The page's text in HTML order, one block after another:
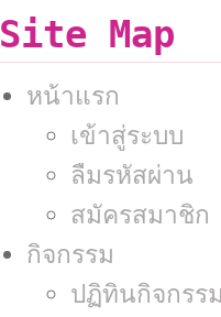
Site Map
หน้าแรก
เข้าสู่ระบบ
ลืมรหัสผ่าน
สมัครสมาชิก
กิจกรรม
ปฏิทินกิจกรร